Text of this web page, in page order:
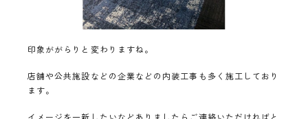
印象ががらりと変わりますね。
店舗や公共施設などの企業などの内装工事も多く施工しており
ます。
イメージを一新したいなどありましたらご連絡いただければと